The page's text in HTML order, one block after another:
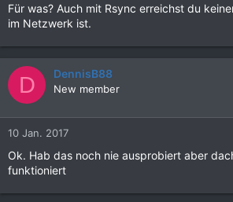
Für was? Auch mit Rsync erreichst du
im Netzwerk ist.
D DennisB88
New member
10 Jan. 2017
Ok. Hab das noch nie ausprobiert aber
funktioniert